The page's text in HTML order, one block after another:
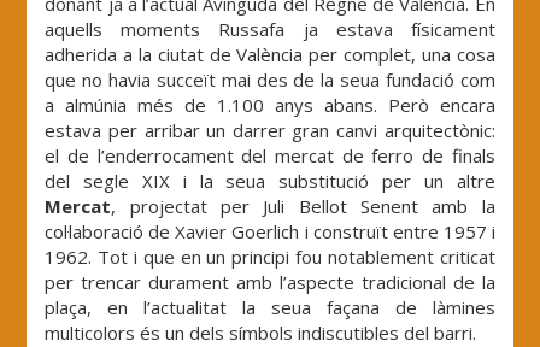
aquells moments Russafa ja estava físicament
adherida a la ciutat de València per complet, una cosa
que no havia succeït mai des de la seua fundació com
a almúnia més de 1.100 anys abans. Però encara
estava per arribar un darrer gran canvi arquitectònic:
el de l’enderrocament del mercat de ferro de finals
del segle XIX i la seua substitució per un altre
Mercat, projectat per Juli Bellot Senent amb la
col·laboració de Xavier Goerlich i construït entre 1957 i
1962. Tot i que en un principi fou notablement criticat
per trencar durament amb l’aspecte tradicional de la
plaça, en l’actualitat la seua façana de làmines
multicolors és un dels símbols indiscutibles del barri.